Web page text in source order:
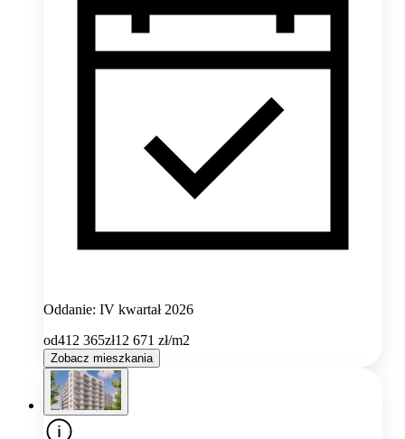
Oddanie: IV kwartał 2026
od412 365zł12 671 zł/m2
Zobacz mieszkania